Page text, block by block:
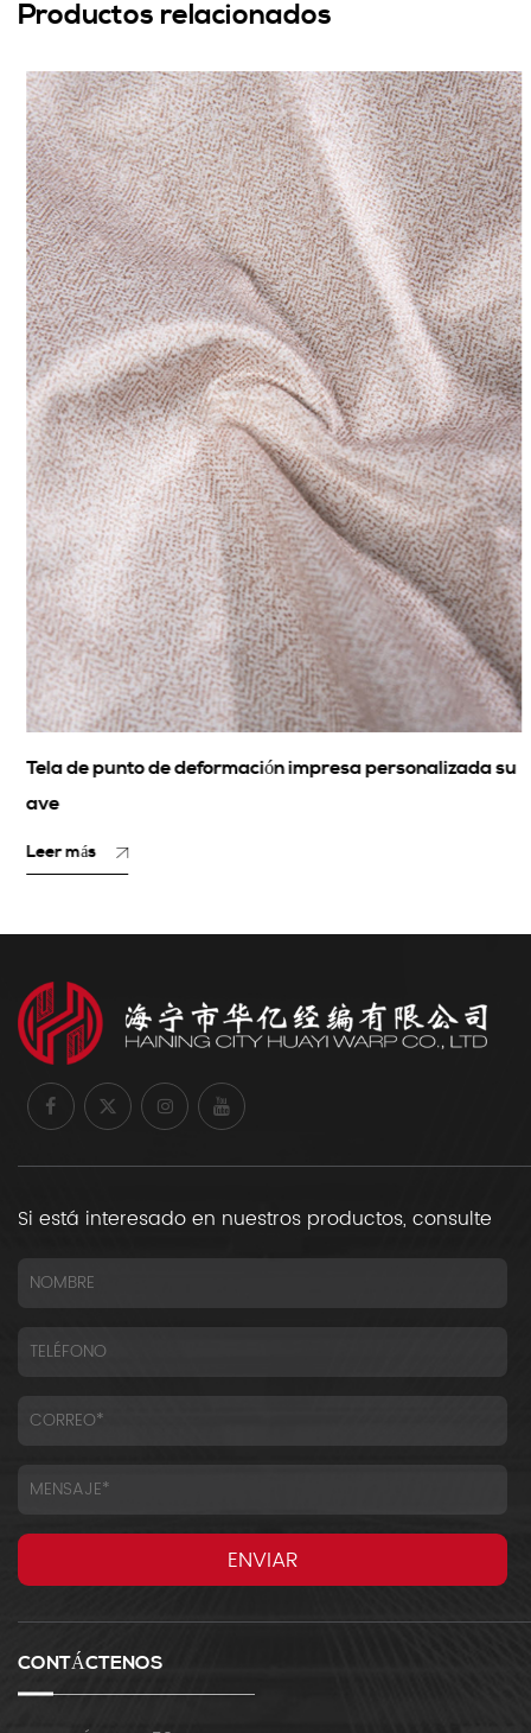
Productos relacionados
Tela de punto de deformación impresa personalizada su
ave
Leer más
Si está interesado en nuestros productos, consulte
CONTÁCTENOS